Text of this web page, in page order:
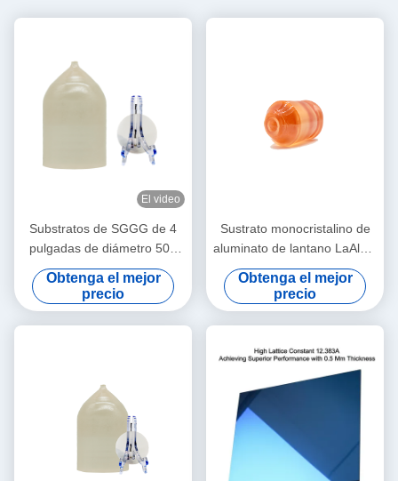
El video
Substratos de SGGG de 4
pulgadas de diámetro 500
μM Ggg Gadolinio Gallio
Granate Substratos
Obtenga el mejor
precio
Sustrato monocristalino de
aluminato de lantano LaAlO3
para película delgada
superconductora de alta
temperatura y
magnetorresistencia gigante
Obtenga el mejor
precio